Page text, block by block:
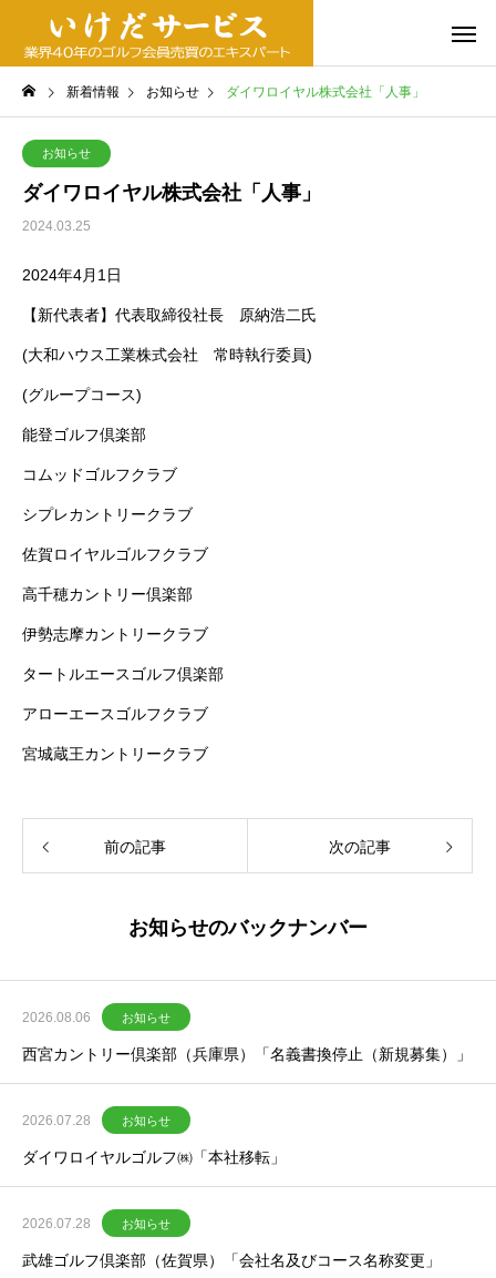
新着情報 お知らせ ダイワロイヤル株式会社「人事」
お知らせ
ダイワロイヤル株式会社「人事」
2024.03.25
2024年4月1日
【新代表者】代表取締役社長 原納浩二氏
(大和ハウス工業株式会社 常時執行委員)
(グループコース)
能登ゴルフ倶楽部
コムッドゴルフクラブ
シプレカントリークラブ
佐賀ロイヤルゴルフクラブ
高千穂カントリー倶楽部
伊勢志摩カントリークラブ
タートルエースゴルフ倶楽部
アローエースゴルフクラブ
宮城蔵王カントリークラブ
前の記事 次の記事
お知らせのバックナンバー
2026.08.06 お知らせ
西宮カントリー倶楽部（兵庫県）「名義書換停止（新規募集）」
2026.07.28 お知らせ
ダイワロイヤルゴルフ㈱「本社移転」
2026.07.28 お知らせ
武雄ゴルフ倶楽部（佐賀県）「会社名及びコース名称変更」